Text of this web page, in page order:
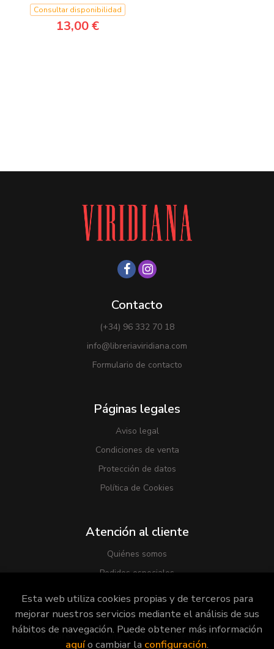
Consultar disponibilidad
13,00 €
Contacto
(+34) 96 332 70 18
info@libreriaviridiana.com
Formulario de contacto
Páginas legales
Aviso legal
Condiciones de venta
Protección de datos
Política de Cookies
Atención al cliente
Quiénes somos
Pedidos especiales
2026 © Librería Viridiana . Todos los Derechos Reservados |
Esta web utiliza cookies propias y de terceros para
mejorar nuestros servicios mediante el análisis de sus
hábitos de navegación. Puede obtener más información
aquío cambiar la configuración.